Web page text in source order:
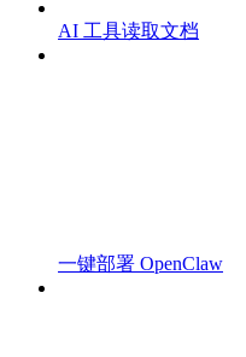
AI 工具读取文档
一键部署 OpenClaw